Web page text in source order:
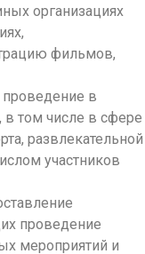
организациях
фильмов,
в
том числе в сфере
развлекательной
участников
проведение
мероприятий и